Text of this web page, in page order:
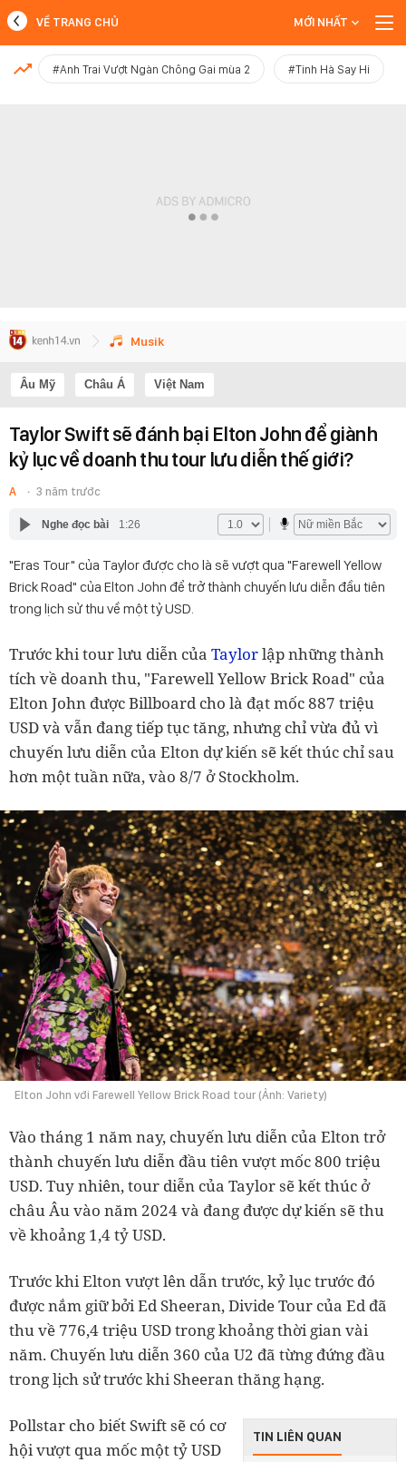
MỚI NHẤT
VỀ TRANG CHỦ MỚI NHẤT
#Anh Trai Vượt Ngàn Chông Gai mùa 2 #Tinh Hà Say Hi
Musik
Âu Mỹ Châu Á Việt Nam
Taylor Swift sẽ đánh bại Elton John để giành
kỷ lục về doanh thu tour lưu diễn thế giới?
A 3 năm trước
Nghe đọc bài 1:26
"Eras Tour" của Taylor được cho là sẽ vượt qua "Farewell Yellow
Brick Road" của Elton John để trở thành chuyến lưu diễn đầu tiên
trong lịch sử thu về một tỷ USD.
Trước khi tour lưu diễn của Taylorlập những thành
tích về doanh thu, "Farewell Yellow Brick Road" của
Elton John được Billboard cho là đạt mốc 887 triệu
USD và vẫn đang tiếp tục tăng, nhưng chỉ vừa đủ vì
chuyến lưu diễn của Elton dự kiến ​​sẽ kết thúc chỉ sau
hơn một tuần nữa, vào 8/7 ở Stockholm.
Elton John với Farewell Yellow Brick Road tour (Ảnh: Variety)
Vào tháng 1 năm nay, chuyến lưu diễn của Elton trở
thành chuyến lưu diễn đầu tiên vượt mốc 800 triệu
USD. Tuy nhiên, tour diễn của Taylor sẽ kết thúc ở
châu Âu vào năm 2024 và đang được dự kiến sẽ thu
về khoảng 1,4 tỷ USD.
Trước khi Elton vượt lên dẫn trước, kỷ lục trước đó
được nắm giữ bởi Ed Sheeran, Divide Tour của Ed đã
thu về 776,4 triệu USD trong khoảng thời gian vài
năm. Chuyến lưu diễn 360 của U2 đã từng đứng đầu
trong lịch sử trước khi Sheeran thăng hạng.
TIN LIÊN QUAN
Pollstar cho biết Swift sẽ có cơ
hội vượt qua mốc một tỷ USD